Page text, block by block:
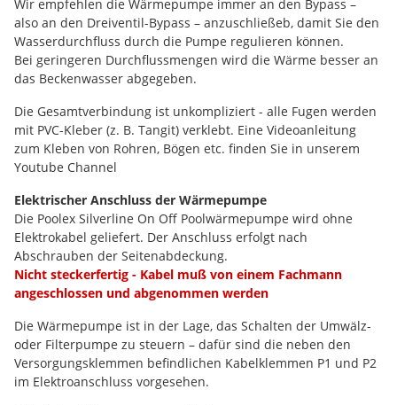
Wir empfehlen die Wärmepumpe immer an den Bypass –
also an den Dreiventil-Bypass – anzuschließeb, damit Sie den
Wasserdurchfluss durch die Pumpe regulieren können.
Bei geringeren Durchflussmengen wird die Wärme besser an
das Beckenwasser abgegeben.
Die Gesamtverbindung ist unkompliziert - alle Fugen werden
mit PVC-Kleber (z. B. Tangit) verklebt. Eine Videoanleitung
zum Kleben von Rohren, Bögen etc. finden Sie in unserem
Youtube Channel
Elektrischer Anschluss der Wärmepumpe
Die Poolex Silverline On Off Poolwärmepumpe wird ohne
Elektrokabel geliefert. Der Anschluss erfolgt nach
Abschrauben der Seitenabdeckung.
Nicht steckerfertig - Kabel muß von einem Fachmann
angeschlossen und abgenommen werden
Die Wärmepumpe ist in der Lage, das Schalten der Umwälz-
oder Filterpumpe zu steuern – dafür sind die neben den
Versorgungsklemmen befindlichen Kabelklemmen P1 und P2
im Elektroanschluss vorgesehen.